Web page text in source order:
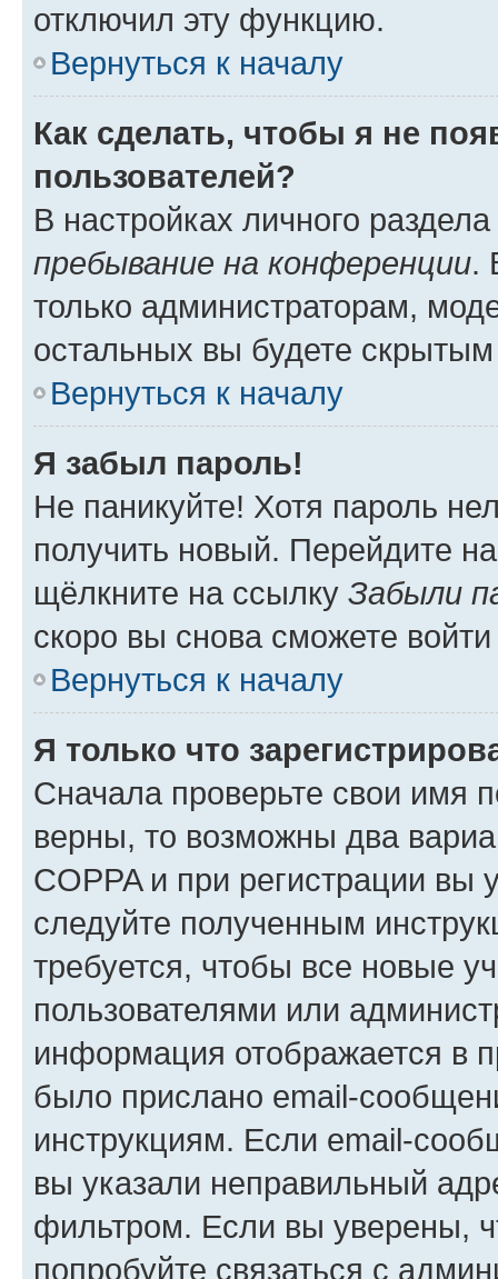
отключил эту функцию.
Вернуться к началу
Как сделать, чтобы я не
пользователей?
В настройках личного
пребывание на конференции.
только администраторам,
остальных вы будете
Вернуться к началу
Я забыл пароль!
Не паникуйте! Хотя пароль
получить новый. Перейдите
щёлкните на ссылку Забыли
скоро вы снова сможете
Вернуться к началу
Я только что
Сначала проверьте свои имя
верны, то возможны два
COPPA и при регистрации вы
следуйте полученным
требуется, чтобы все новые
пользователями или
информация отображается в
было прислано email-
инструкциям. Если email-
вы указали неправильный
фильтром. Если вы уверены,
попробуйте связаться с